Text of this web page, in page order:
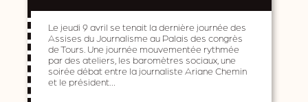
Le jeudi 9 avril se tenait la dernière journée des
Assises du Journalisme au Palais des congrès
de Tours. Une journée mouvementée rythmée
par des ateliers, les baromètres sociaux, une
soirée débat entre la journaliste Ariane Chemin
et le président…